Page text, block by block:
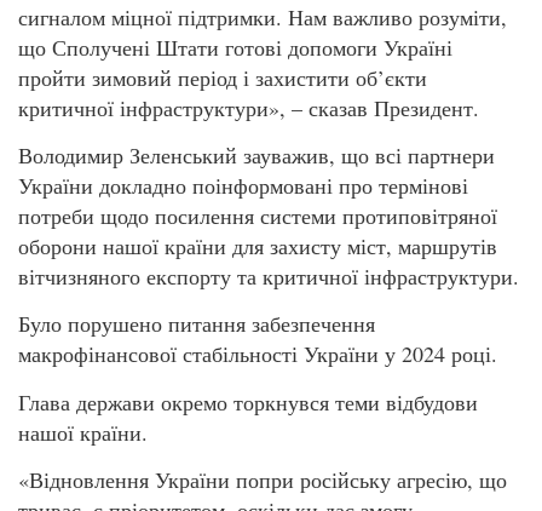
сигналом міцної підтримки. Нам важливо розуміти,
що Сполучені Штати готові допомоги Україні
пройти зимовий період і захистити об’єкти
критичної інфраструктури», – сказав Президент.
Володимир Зеленський зауважив, що всі партнери
України докладно поінформовані про термінові
потреби щодо посилення системи протиповітряної
оборони нашої країни для захисту міст, маршрутів
вітчизняного експорту та критичної інфраструктури.
Було порушено питання забезпечення
макрофінансової стабільності України у 2024 році.
Глава держави окремо торкнувся теми відбудови
нашої країни.
«Відновлення України попри російську агресію, що